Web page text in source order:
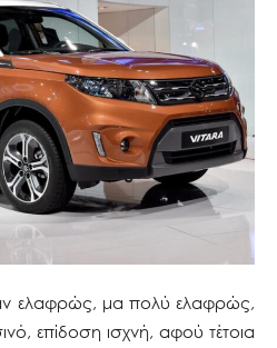
ελαφρώς, μα πολύ ελαφρώς,
επίδοση ισχνή, αφού τέτοια